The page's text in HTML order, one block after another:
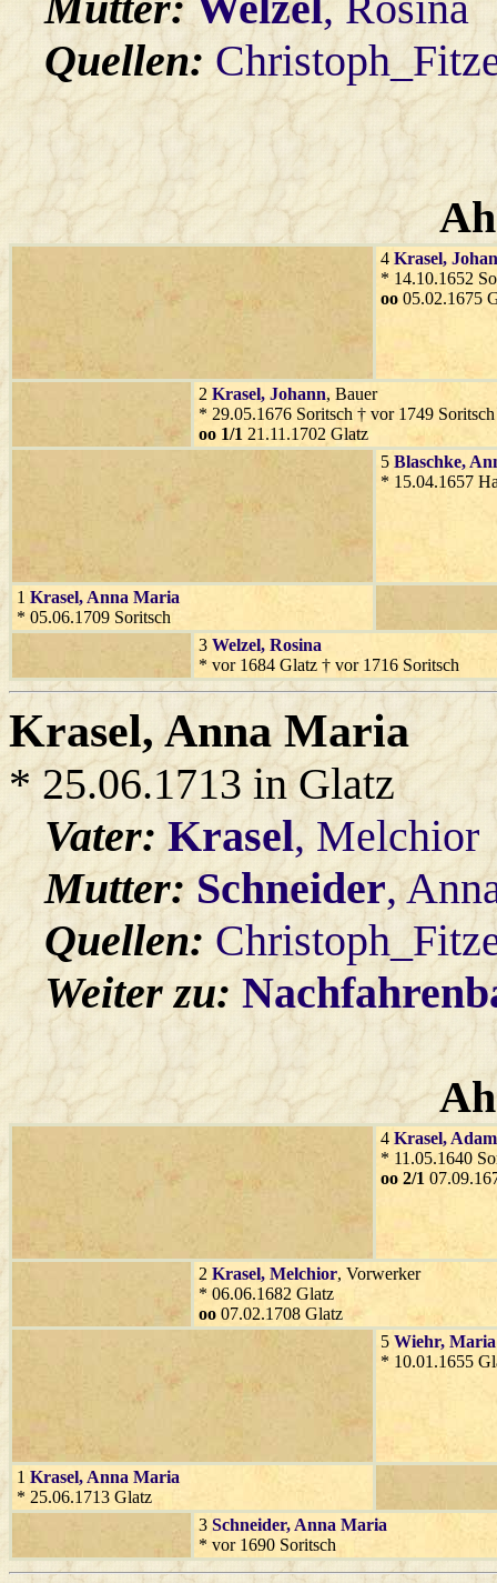
Quellen:
4 Krasel,
* 14.10.1652
oo 05.02.1675
2 Krasel, Johann, Bauer
* 29.05.1676 Soritsch † vor 1749 Soritsch
oo 1/1 21.11.1702 Glatz
5 Blaschke,
* 15.04.1657
1 Krasel, Anna Maria
* 05.06.1709 Soritsch
3 Welzel, Rosina
* vor 1684 Glatz † vor 1716 Soritsch
Krasel, Anna Maria
* 25.06.1713 in Glatz
Vater:Krasel, Melchior
Mutter:Schneider,
Quellen:
Weiter zu:
4 Krasel, Adam
* 11.05.1640
oo 2/1
2 Krasel, Melchior, Vorwerker
* 06.06.1682 Glatz
oo 07.02.1708 Glatz
5 Wiehr, Maria
* 10.01.1655
1 Krasel, Anna Maria
* 25.06.1713 Glatz
3 Schneider, Anna Maria
* vor 1690 Soritsch